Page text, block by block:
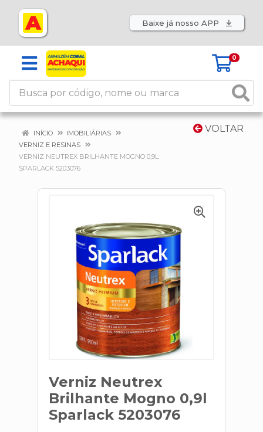
Baixe já nosso APP
0
VOLTAR
INÍCIO
IMOBILIÁRIAS
VERNIZ E RESINAS
VERNIZ NEUTREX BRILHANTE MOGNO 0,9L
SPARLACK 5203076
Verniz Neutrex
Brilhante Mogno 0,9l
Sparlack 5203076